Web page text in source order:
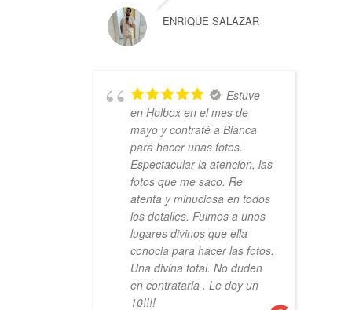
ENRIQUE SALAZAR
Estuve
en Holbox en el mes de
mayo y contraté a Bianca
para hacer unas fotos.
Espectacular la atencion, las
fotos que me saco. Re
atenta y minuciosa en todos
los detalles. Fuimos a unos
lugares divinos que ella
conocia para hacer las fotos.
Una divina total. No duden
en contratarla . Le doy un
10!!!!